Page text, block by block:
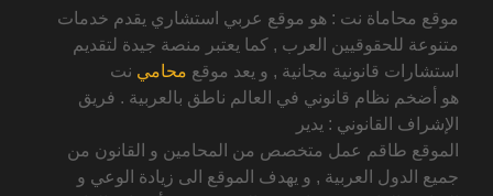
موقع محاماة نت : هو موقع عربي استشاري يقدم خدمات
متنوعة للحقوقيين العرب , كما يعتبر منصة جيدة لتقديم
استشارات قانونية مجانية , و يعد موقع محامي نت
هو أضخم نظام قانوني في العالم ناطق بالعربية . فريق
الإشراف القانوني : يدير
الموقع طاقم عمل متخصص من المحامين و القانون من
جميع الدول العربية , و يهدف الموقع الى زيادة الوعي و